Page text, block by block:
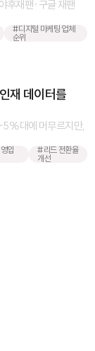
후재팬·구글 재팬
#디지털 마케팅 업체
순위
재 데이터를
대에 머무르지만,
입
#리드 전환율
개선